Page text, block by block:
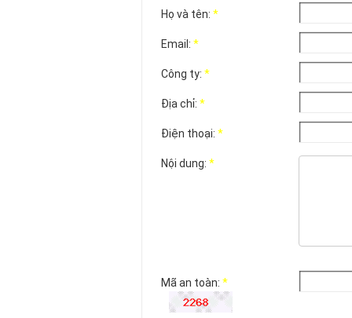
Họ và tên: *
Email: *
Công ty: *
Địa chỉ: *
Điện thoại: *
Nội dung: *
Mã an toàn: *